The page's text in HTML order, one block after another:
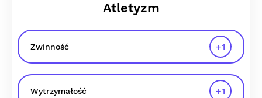
Atletyzm
Zwinność +1
Wytrzymałość +1